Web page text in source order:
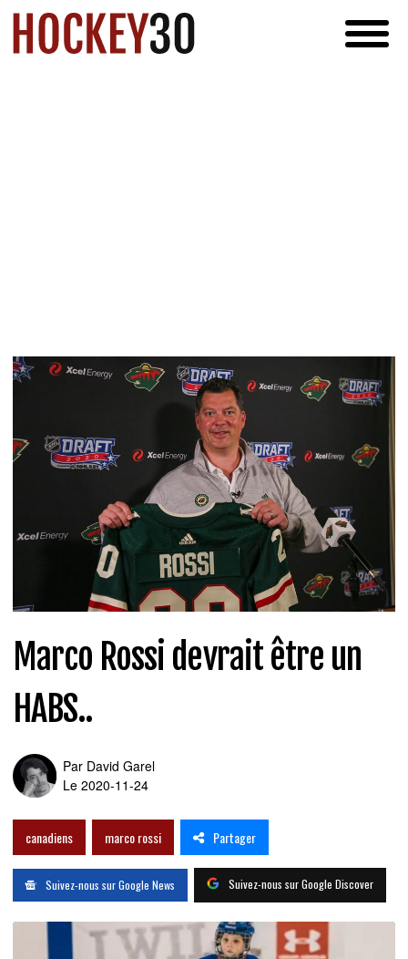
Marco Rossi devrait être un
HABS..
Par David Garel
Le 2020-11-24
canadiens marco rossi Partager
Suivez-nous sur Google News Suivez-nous sur Google Discover